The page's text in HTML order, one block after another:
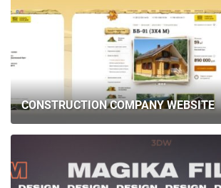
CONSTRUCTION COMPANY WEBSITE